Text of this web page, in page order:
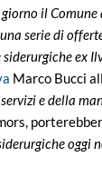
giorno il
serie di
ex
Marco Bucci
e della
oggi